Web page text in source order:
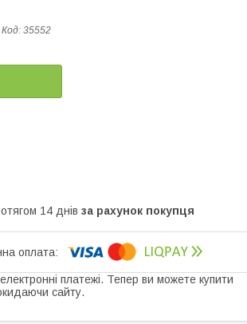
Код: 35552
14 днів за рахунок покупця
платежі. Тепер ви можете купити
сайту.